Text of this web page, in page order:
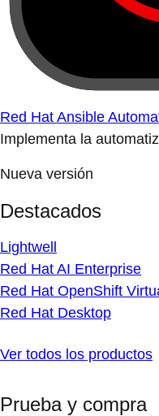
Red Hat Ansible
Implementa la
Nueva versión
Destacados
Lightwell
Red Hat AI Enterprise
Red Hat OpenShift
Red Hat Desktop
Ver todos los productos
Prueba y compra